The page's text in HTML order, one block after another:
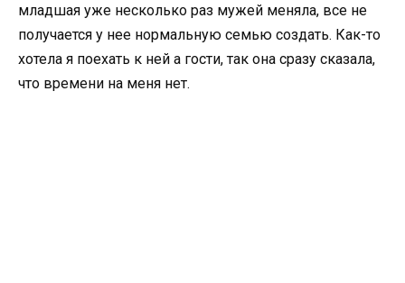
младшая уже несколько раз мужей меняла, все не
получается у нее нормальную семью создать. Как-то
хотела я поехать к ней а гости, так она сразу сказала,
что времени на меня нет.